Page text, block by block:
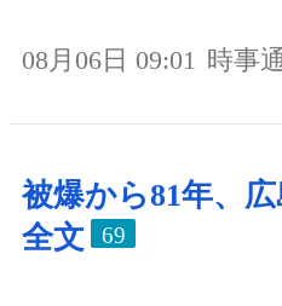
08月06日 09:01 時事
被爆から81年、
全文
69